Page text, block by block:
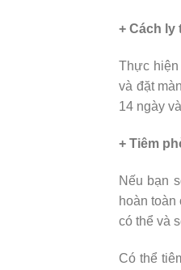
+ Cách ly
Thực hiện
và đặt
14 ngày
+ Tiêm
Nếu bạn
hoàn
có thể và
Có thể